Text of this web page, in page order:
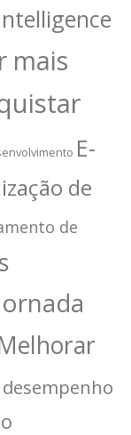
mais
E-
de
de